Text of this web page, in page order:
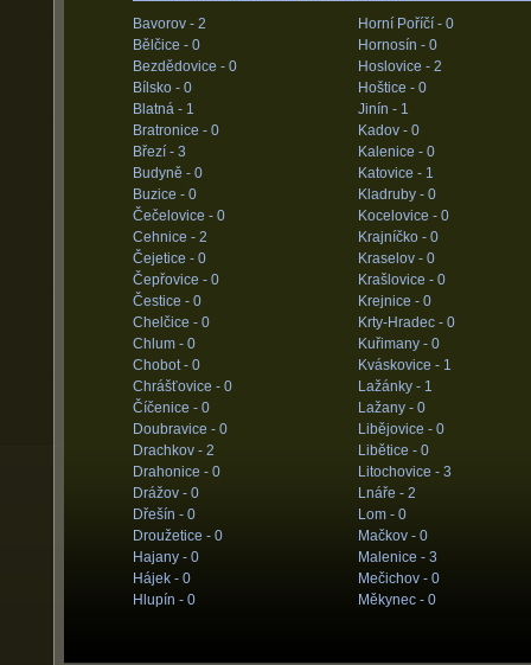
Bavorov - 2
Bělčice - 0
Bezdědovice - 0
Bílsko - 0
Blatná - 1
Bratronice - 0
Březí - 3
Budyně - 0
Buzice - 0
Čečelovice - 0
Cehnice - 2
Čejetice - 0
Čepřovice - 0
Čestice - 0
Chelčice - 0
Chlum - 0
Chobot - 0
Chrášťovice - 0
Číčenice - 0
Doubravice - 0
Drachkov - 2
Drahonice - 0
Drážov - 0
Dřešín - 0
Droužetice - 0
Hajany - 0
Hájek - 0
Hlupín - 0
Horní Poříčí - 0
Hornosín - 0
Hoslovice - 2
Hoštice - 0
Jinín - 1
Kadov - 0
Kalenice - 0
Katovice - 1
Kladruby - 0
Kocelovice - 0
Krajníčko - 0
Kraselov - 0
Krašlovice - 0
Krejnice - 0
Krty-Hradec - 0
Kuřimany - 0
Kváskovice - 1
Lažánky - 1
Lažany - 0
Libějovice - 0
Libětice - 0
Litochovice - 3
Lnáře - 2
Lom - 0
Mačkov - 0
Malenice - 3
Mečichov - 0
Měkynec - 0